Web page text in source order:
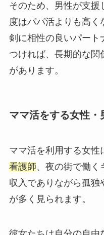
そのため、男性が支援
度はパパ活よりも高
剣に相性の良いパート
つければ、長期的な関
があります。
ママ活をする女性・
ママ活を利用する女性
看護師、夜の街で働く
収入でありながら孤独
が多く見られます。